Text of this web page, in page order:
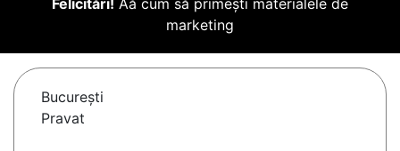
Felicitări! Aă cum să primești materialele de
marketing
Bucureşti
Pravat